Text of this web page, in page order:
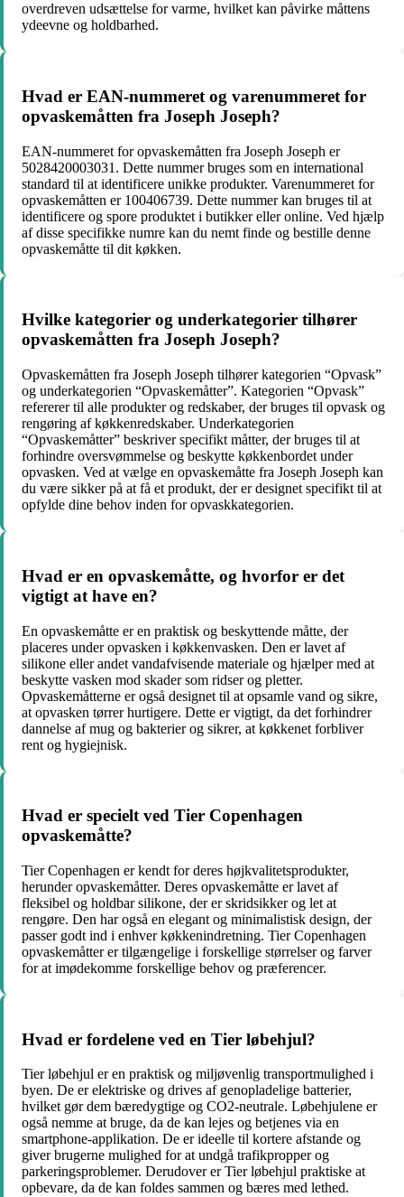
overdreven udsættelse for varme, hvilket kan påvirke måttens
ydeevne og holdbarhed.
Hvad er EAN-nummeret og varenummeret for
opvaskemåtten fra Joseph Joseph?
EAN-nummeret for opvaskemåtten fra Joseph Joseph er
5028420003031. Dette nummer bruges som en international
standard til at identificere unikke produkter. Varenummeret for
opvaskemåtten er 100406739. Dette nummer kan bruges til at
identificere og spore produktet i butikker eller online. Ved hjælp
af disse specifikke numre kan du nemt finde og bestille denne
opvaskemåtte til dit køkken.
Hvilke kategorier og underkategorier tilhører
opvaskemåtten fra Joseph Joseph?
Opvaskemåtten fra Joseph Joseph tilhører kategorien “Opvask”
og underkategorien “Opvaskemåtter”. Kategorien “Opvask”
refererer til alle produkter og redskaber, der bruges til opvask og
rengøring af køkkenredskaber. Underkategorien
“Opvaskemåtter” beskriver specifikt måtter, der bruges til at
forhindre oversvømmelse og beskytte køkkenbordet under
opvasken. Ved at vælge en opvaskemåtte fra Joseph Joseph kan
du være sikker på at få et produkt, der er designet specifikt til at
opfylde dine behov inden for opvaskkategorien.
Hvad er en opvaskemåtte, og hvorfor er det
vigtigt at have en?
En opvaskemåtte er en praktisk og beskyttende måtte, der
placeres under opvasken i køkkenvasken. Den er lavet af
silikone eller andet vandafvisende materiale og hjælper med at
beskytte vasken mod skader som ridser og pletter.
Opvaskemåtterne er også designet til at opsamle vand og sikre,
at opvasken tørrer hurtigere. Dette er vigtigt, da det forhindrer
dannelse af mug og bakterier og sikrer, at køkkenet forbliver
rent og hygiejnisk.
Hvad er specielt ved Tier Copenhagen
opvaskemåtte?
Tier Copenhagen er kendt for deres højkvalitetsprodukter,
herunder opvaskemåtter. Deres opvaskemåtte er lavet af
fleksibel og holdbar silikone, der er skridsikker og let at
rengøre. Den har også en elegant og minimalistisk design, der
passer godt ind i enhver køkkenindretning. Tier Copenhagen
opvaskemåtter er tilgængelige i forskellige størrelser og farver
for at imødekomme forskellige behov og præferencer.
Hvad er fordelene ved en Tier løbehjul?
Tier løbehjul er en praktisk og miljøvenlig transportmulighed i
byen. De er elektriske og drives af genopladelige batterier,
hvilket gør dem bæredygtige og CO2-neutrale. Løbehjulene er
også nemme at bruge, da de kan lejes og betjenes via en
smartphone-applikation. De er ideelle til kortere afstande og
giver brugerne mulighed for at undgå trafikpropper og
parkeringsproblemer. Derudover er Tier løbehjul praktiske at
opbevare, da de kan foldes sammen og bæres med lethed.